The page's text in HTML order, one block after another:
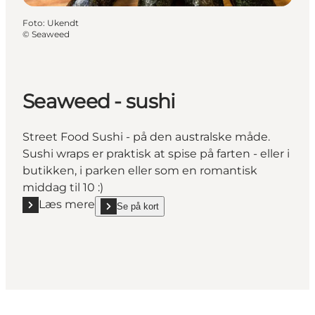
Foto: Ukendt
© Seaweed
Seaweed - sushi
Street Food Sushi - på den australske måde.
Sushi wraps er praktisk at spise på farten - eller i
butikken, i parken eller som en romantisk
middag til 10 :)
Læs mere
Læs mere "Seaweed - sushi"
Se på kort
show Seaweed - sushi on_map